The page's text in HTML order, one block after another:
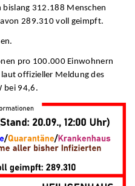
312.188 Menschen
289.310 voll geimpft.
pro 100.000 Einwohnern
offizieller Meldung des
bei 94,6.